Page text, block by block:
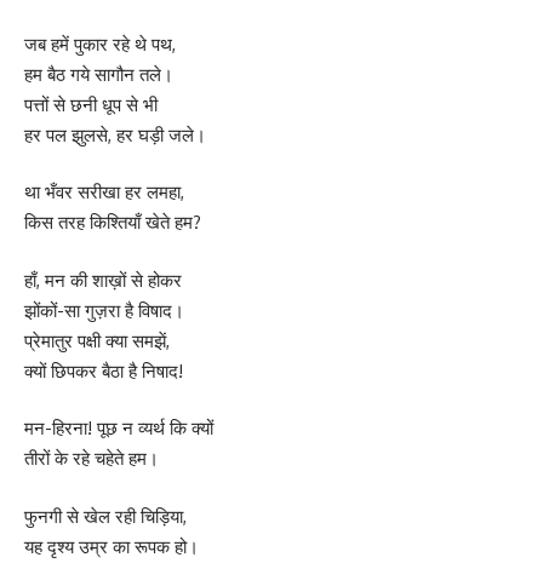
जब हमें पुकार रहे थे पथ,
हम बैठ गये सागौन तले।
पत्तों से छनी धूप से भी
हर पल झुलसे, हर घड़ी जले।
था भँवर सरीखा हर लमहा,
किस तरह किश्तियाँ खेते हम?
हाँ, मन की शाख़ों से होकर
झोंकों-सा गुज़रा है विषाद।
प्रेमातुर पक्षी क्या समझें,
क्यों छिपकर बैठा है निषाद!
मन-हिरना! पूछ न व्यर्थ कि क्यों
तीरों के रहे चहेते हम।
फुनगी से खेल रही चिड़िया,
यह दृश्य उम्र का रूपक हो।